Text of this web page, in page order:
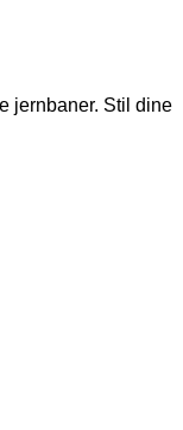
jernbaner. Stil dine